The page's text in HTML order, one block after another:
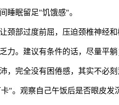
睡眠留足"饥饿感"。
部过度前屈，压迫颈椎神经
。建议有条件的话，尽量平
完全没有困倦感，其实不必刻
。观察自己午饭后是否眼皮发